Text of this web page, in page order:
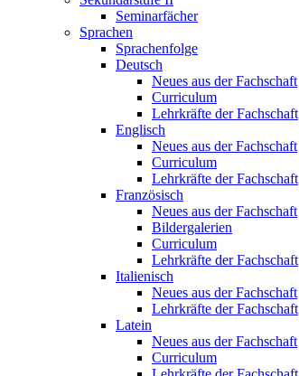
Seminarfächer
Sprachen
Sprachenfolge
Deutsch
Neues aus der Fachschaft
Curriculum
Lehrkräfte der Fachschaft
Englisch
Neues aus der Fachschaft
Curriculum
Lehrkräfte der Fachschaft
Französisch
Neues aus der Fachschaft
Bildergalerien
Curriculum
Lehrkräfte der Fachschaft
Italienisch
Neues aus der Fachschaft
Lehrkräfte der Fachschaft
Latein
Neues aus der Fachschaft
Curriculum